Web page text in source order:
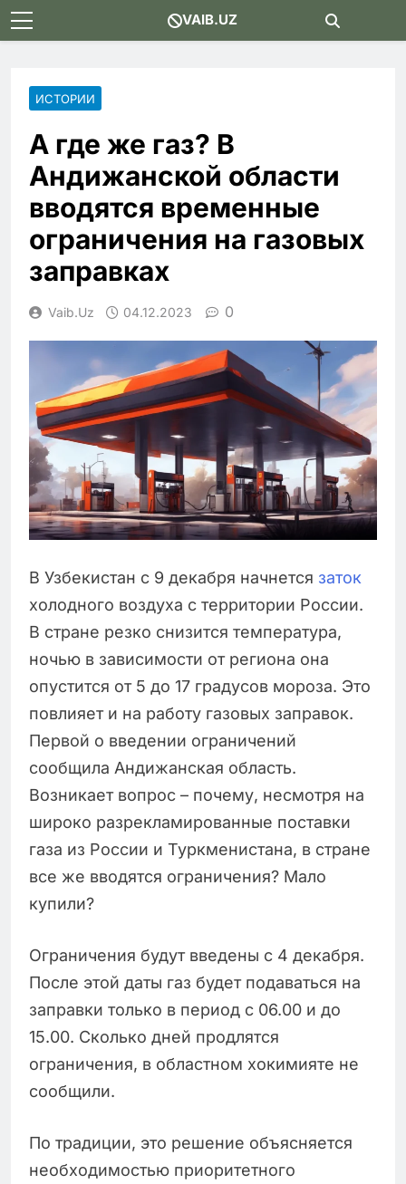
Skip
to
VAIB.UZ
ИСТОРИИ
А где же газ? В
Андижанской области
вводятся временные
ограничения на газовых
заправках
Vaib.uz 04.12.2023 0
В Узбекистан с 9 декабря начнется заток
холодного воздуха с территории России.
В стране резко снизится температура,
ночью в зависимости от региона она
опустится от 5 до 17 градусов мороза. Это
повлияет и на работу газовых заправок.
Первой о введении ограничений
сообщила Андижанская область.
Возникает вопрос – почему, несмотря на
широко разрекламированные поставки
газа из России и Туркменистана, в стране
все же вводятся ограничения? Мало
купили?
Ограничения будут введены с 4 декабря.
После этой даты газ будет подаваться на
заправки только в период с 06.00 и до
15.00. Сколько дней продлятся
ограничения, в областном хокимияте не
сообщили.
По традиции, это решение объясняется
необходимостью приоритетного